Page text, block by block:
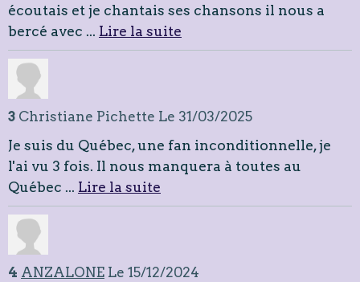
écoutais et je chantais ses chansons il nous a
bercé avec ... Lire la suite
3 Christiane Pichette Le 31/03/2025
Je suis du Québec, une fan inconditionnelle, je
l'ai vu 3 fois. Il nous manquera à toutes au
Québec ... Lire la suite
4 ANZALONE Le 15/12/2024